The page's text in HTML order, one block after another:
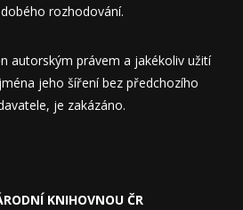
rozhodování.
autorským právem a jakékoliv užití
jeho šíření bez předchozího
je zakázáno.
KNIHOVNOU ČR